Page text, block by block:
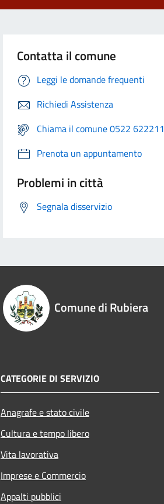
Contatta il comune
Leggi le domande frequenti
Richiedi Assistenza
Chiama il comune 0522 622211
Prenota un appuntamento
Problemi in città
Segnala disservizio
Comune di Rubiera
CATEGORIE DI SERVIZIO
Anagrafe e stato civile
Cultura e tempo libero
Vita lavorativa
Imprese e Commercio
Appalti pubblici